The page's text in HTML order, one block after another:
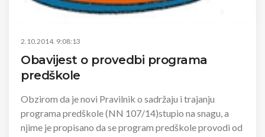
2.10.2014. 9:08:13
Obavijest o provedbi programa
predškole
Obzirom da je novi Pravilnik o sadržaju i trajanju
programa predškole (NN 107/14)stupio na snagu, a
njime je propisano da se program predškole provodi od